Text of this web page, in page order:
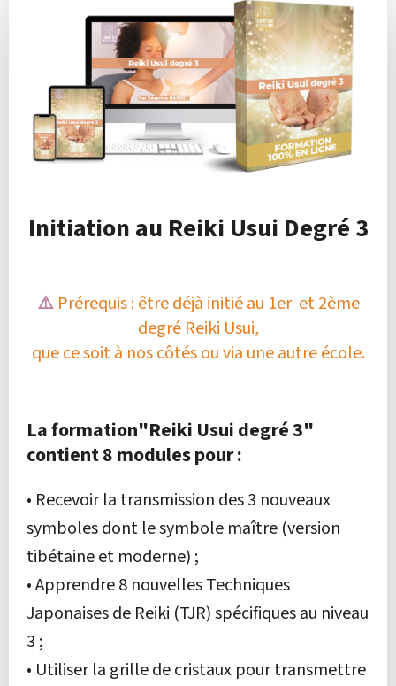
Initiation au Reiki Usui Degré 3
⚠️ Prérequis : être déjà initié au 1er et 2ème
degré Reiki Usui,
que ce soit à nos côtés ou via une autre école.
La formation"Reiki Usui degré 3"
contient 8 modules pour :
• Recevoir la transmission des 3 nouveaux
symboles dont le symbole maître (version
tibétaine et moderne) ;
• Apprendre 8 nouvelles Techniques
Japonaises de Reiki (TJR) spécifiques au niveau
3 ;
• Utiliser la grille de cristaux pour transmettre